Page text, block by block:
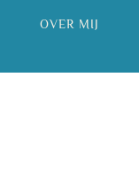
OVER MIJ